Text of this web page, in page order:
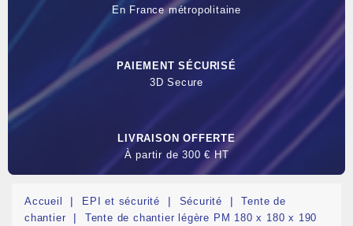
En France métropolitaine
PAIEMENT SÉCURISÉ
3D Secure
LIVRAISON OFFERTE
À partir de 300 € HT
Accueil EPI et sécurité Sécurité
Tente de
chantier
Tente de chantier légère PM 180 x 180 x 190